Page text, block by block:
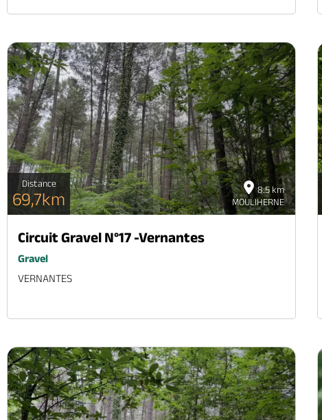
8.5 km
MOULIHERNE
Distance
69,7km
Circuit Gravel N°17 -Vernantes
Gravel
VERNANTES